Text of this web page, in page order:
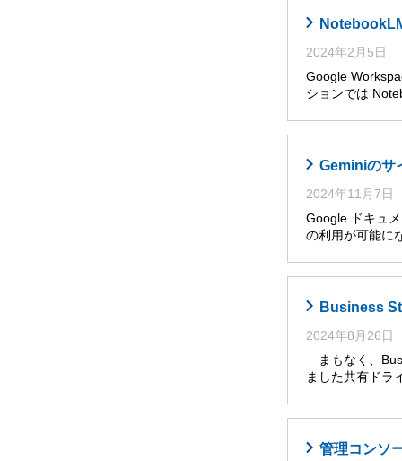
2024年2月5日
Google
ションでは
Geminiのサ
2024年11月7日
Google ドキュ
の利用が可能に
Business
2024年8月26日
まもなく、
ました共有ドラ
管理コンソ